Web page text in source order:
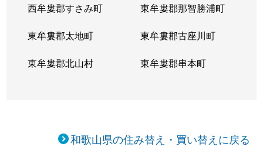
西牟婁郡すさみ町 東牟婁郡那智勝浦町
東牟婁郡太地町 東牟婁郡古座川町
東牟婁郡北山村 東牟婁郡串本町
和歌山県の住み替え・買い替えに戻る